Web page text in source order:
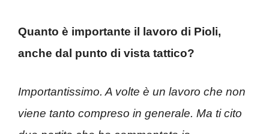
Quanto è importante il lavoro di Pioli,
anche dal punto di vista tattico?
Importantissimo. A volte è un lavoro che non
viene tanto compreso in generale. Ma ti cito